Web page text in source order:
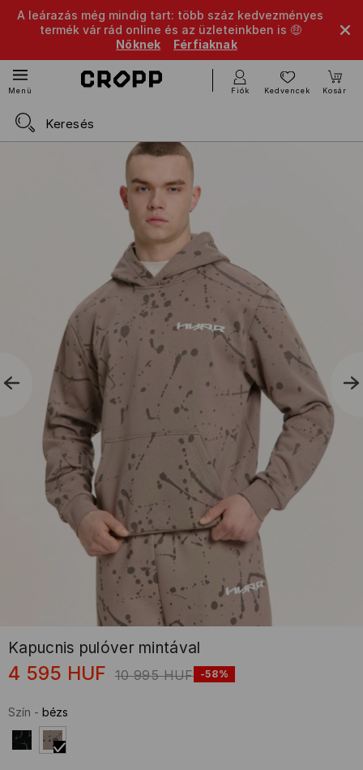
A leárazás még mindig tart: több száz kedvezményes
termék vár rád online és az üzleteinkben is 🤑
Nőknek
Férfiaknak
Menü Fiók Kedvencek Kosár
Kapucnis pulóver mintával
4 595 HUF 10 995 HUF -58%
Szín - bézs